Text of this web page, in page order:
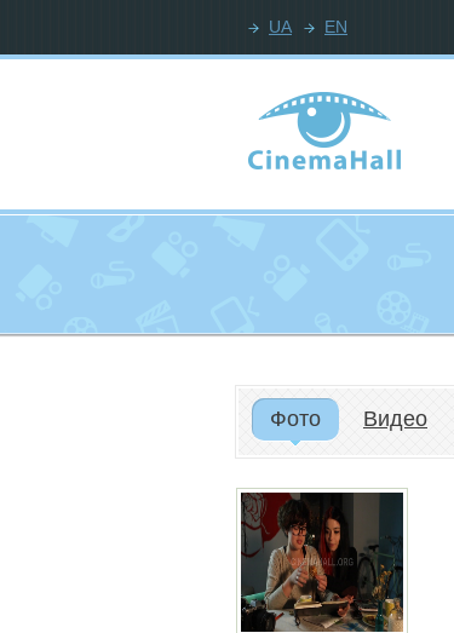
UA EN
Фото Видео